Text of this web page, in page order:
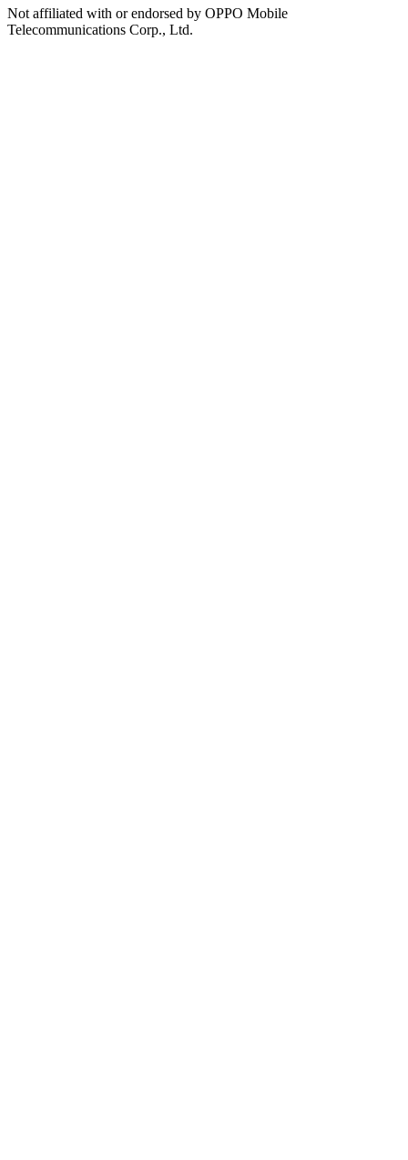
Not affiliated with or endorsed by OPPO Mobile
Telecommunications Corp., Ltd.